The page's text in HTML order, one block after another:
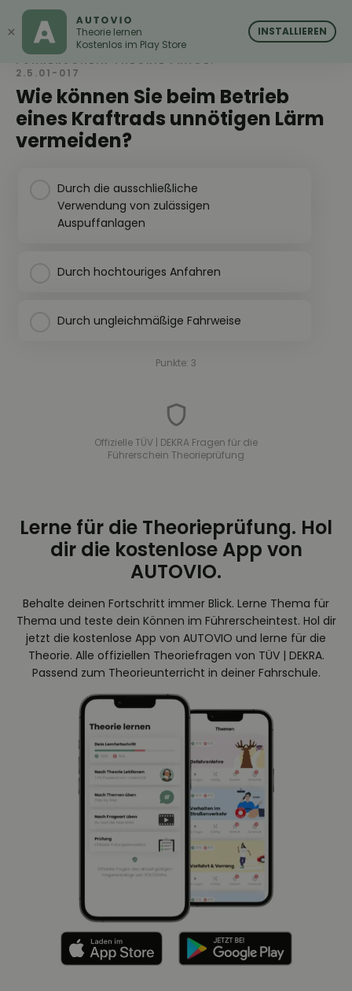
AUTOVIO
Wie können Sie beim Betrieb
eines Kraftrads unnötigen Lärm
vermeiden?
FÜHRERSCHEIN THEORIE FRAGE:
2.5.01-017
Durch die ausschließliche
Verwendung von zulässigen
Auspuffanlagen
Durch hochtouriges Anfahren
Durch ungleichmäßige Fahrweise
Punkte: 3
Offizielle TÜV | DEKRA Fragen für die
Führerschein Theorieprüfung
Lerne für die Theorieprüfung. Hol
dir die kostenlose App von
AUTOVIO.
Behalte deinen Fortschritt immer Blick. Lerne Thema für
Thema und teste dein Können im Führerscheintest. Hol dir
jetzt die kostenlose App von AUTOVIO und lerne für die
Theorie. Alle offiziellen Theoriefragen von TÜV | DEKRA.
Passend zum Theorieunterricht in deiner Fahrschule.
× AUTOVIO
Theorie lernen
Kostenlos im Play Store
INSTALLIEREN